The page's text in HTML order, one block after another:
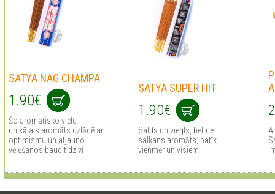
SATYA NAG CHAMPA
1.90€
Šo aromātisko vielu
unikālais aromāts uzlādē ar
optimismu un atjauno
vēlēšanos baudīt dzīvi
SATYA SUPER HIT
1.90€
Salds un viegls, bet ne
salkans aromāts, patīk
vienmēr un visiem